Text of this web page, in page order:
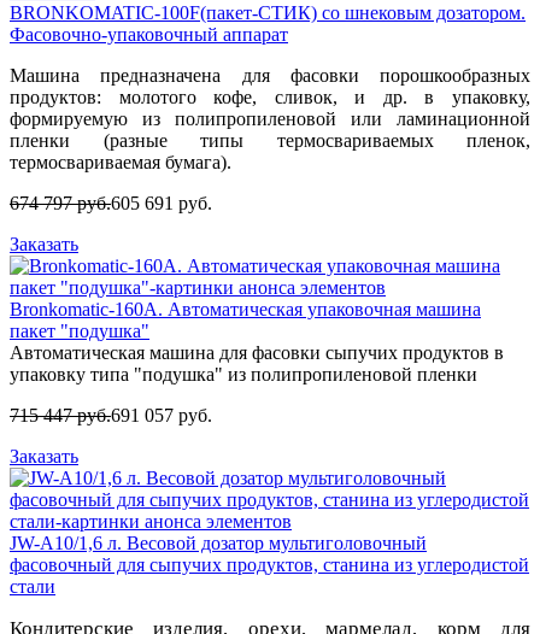
BRONKOMATIC-100F(пакет-СТИК) со шнековым дозатором.
Фасовочно-упаковочный аппарат
Машина предназначена для фасовки порошкообразных
продуктов: молотого кофе, сливок, и др. в упаковку,
формируемую из полипропиленовой или ламинационной
пленки (разные типы термосвариваемых пленок,
термосвариваемая бумага).
674 797 руб.605 691 руб.
Заказать
Bronkomatic-160A. Автоматическая упаковочная машина
пакет "подушка"
Автоматическая машина для фасовки сыпучих продуктов в
упаковку типа "подушка" из полипропиленовой пленки
715 447 руб.691 057 руб.
Заказать
JW-A10/1,6 л. Весовой дозатор мультиголовочный
фасовочный для сыпучих продуктов, станина из углеродистой
стали
Кондитерские изделия, орехи, мармелад, корм для